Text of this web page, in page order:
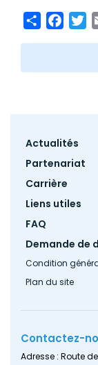
Share
Footer
Actualités
Partenariat
Carrière
Liens utiles
FAQ
Demande de
Condition
Plan du site
Contactez-
Adresse : Route